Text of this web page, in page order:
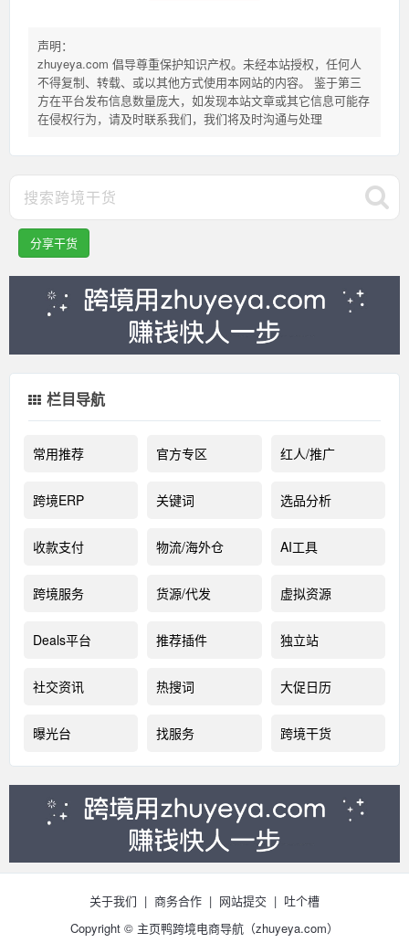
声明：
zhuyeya.com 倡导尊重保护知识产权。未经本站授权，任何人
不得复制、转载、或以其他方式使用本网站的内容。 鉴于第三
方在平台发布信息数量庞大，如发现本站文章或其它信息可能存
在侵权行为，请及时联系我们，我们将及时沟通与处理
分享干货
栏目导航
常用推荐 官方专区 红人/推广
跨境ERP 关键词 选品分析
收款支付 物流/海外仓 AI工具
跨境服务 货源/代发 虚拟资源
Deals平台 推荐插件 独立站
社交资讯 热搜词 大促日历
曝光台 找服务 跨境干货
关于我们 | 商务合作 | 网站提交 | 吐个槽
Copyright © 主页鸭跨境电商导航（zhuyeya.com）